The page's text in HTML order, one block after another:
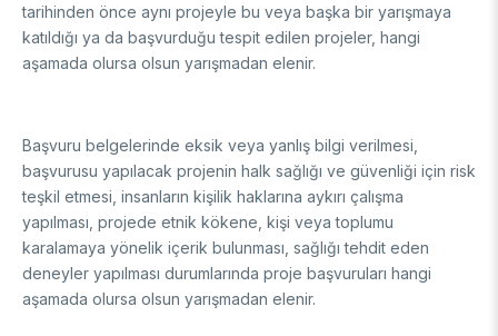
tarihinden önce aynı projeyle bu veya başka bir yarışmaya
katıldığı ya da başvurduğu tespit edilen projeler, hangi
aşamada olursa olsun yarışmadan elenir.
Başvuru belgelerinde eksik veya yanlış bilgi verilmesi,
başvurusu yapılacak projenin halk sağlığı ve güvenliği için risk
teşkil etmesi, insanların kişilik haklarına aykırı çalışma
yapılması, projede etnik kökene, kişi veya toplumu
karalamaya yönelik içerik bulunması, sağlığı tehdit eden
deneyler yapılması durumlarında proje başvuruları hangi
aşamada olursa olsun yarışmadan elenir.